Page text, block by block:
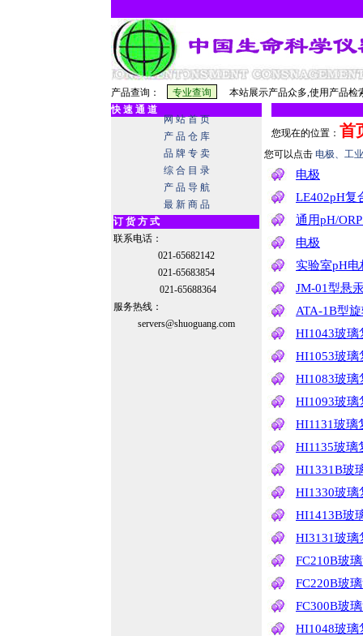
产品查询：
本站展示产品众多,使用产品检
快 速 通 道
网 站 首 页
产 品 仓 库
品 牌 专 卖
综 合 目 录
产 品 导 航
最 新 商 品
订 货 方 式
联系电话：
021-65682142
021-65683854
021-65688364
服务热线：
servers@shuoguang.com
您现在的位置： 首
您可以点击 电极、工
电极
LE402pH复
通用pH/
电极
实验室pH电
JM-01型悬
ATA-1B型
HI1043玻璃
HI1053玻璃
HI1083玻璃
HI1093玻璃
HI1131玻璃
HI1135玻璃
HI1331B玻
HI1330玻璃
HI1413B玻
HI3131玻璃
FC210B玻
FC220B玻
FC300B玻
HI1048玻璃